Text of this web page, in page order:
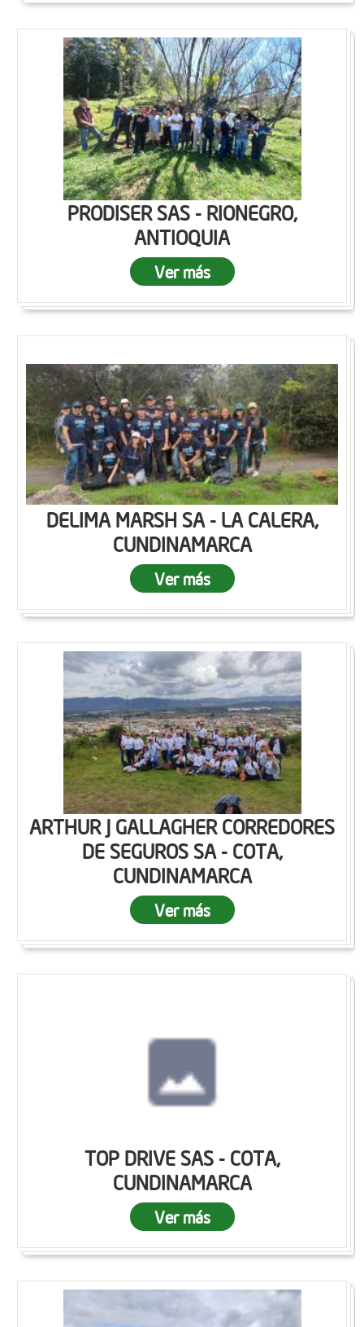
PRODISER SAS - RIONEGRO,
ANTIOQUIA
Ver más
DELIMA MARSH SA - LA CALERA,
CUNDINAMARCA
Ver más
ARTHUR J GALLAGHER CORREDORES
DE SEGUROS SA - COTA,
CUNDINAMARCA
Ver más
TOP DRIVE SAS - COTA,
CUNDINAMARCA
Ver más